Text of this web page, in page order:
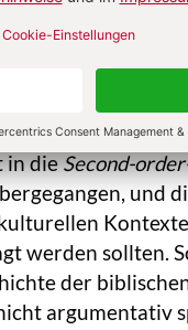
der Bibel als
vermittelnder,
bzw. Bezeugten
in dieSecond-
und
werden sollten.
der
argumentativ